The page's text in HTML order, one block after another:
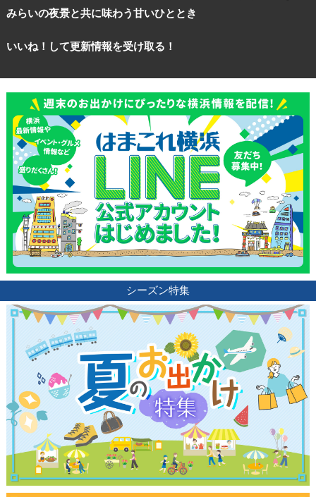
みらいの夜景と共に味わう甘いひととき
いいね！して更新情報を受け取る！
シーズン特集
観光ガイド
ランキング
ブログ記事
サイトについて